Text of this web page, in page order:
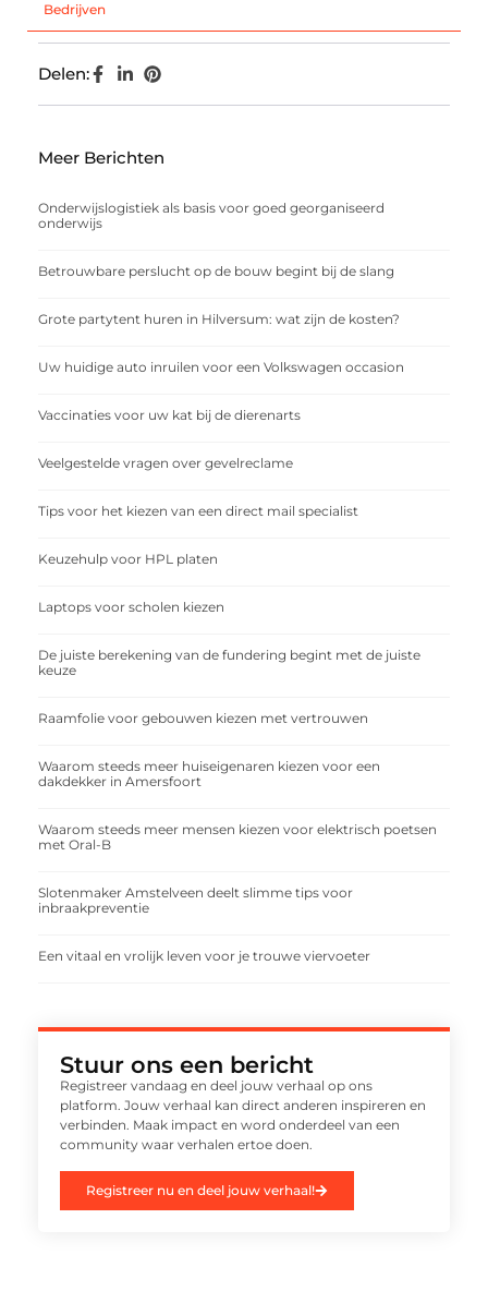
Bedrijven
Delen:
Meer Berichten
Onderwijslogistiek als basis voor goed georganiseerd
onderwijs
Betrouwbare perslucht op de bouw begint bij de slang
Grote partytent huren in Hilversum: wat zijn de kosten?
Uw huidige auto inruilen voor een Volkswagen occasion
Vaccinaties voor uw kat bij de dierenarts
Veelgestelde vragen over gevelreclame
Tips voor het kiezen van een direct mail specialist
Keuzehulp voor HPL platen
Laptops voor scholen kiezen
De juiste berekening van de fundering begint met de juiste
keuze
Raamfolie voor gebouwen kiezen met vertrouwen
Waarom steeds meer huiseigenaren kiezen voor een
dakdekker in Amersfoort
Waarom steeds meer mensen kiezen voor elektrisch poetsen
met Oral-B
Slotenmaker Amstelveen deelt slimme tips voor
inbraakpreventie
Een vitaal en vrolijk leven voor je trouwe viervoeter
Stuur ons een bericht
Registreer vandaag en deel jouw verhaal op ons
platform. Jouw verhaal kan direct anderen inspireren en
verbinden. Maak impact en word onderdeel van een
community waar verhalen ertoe doen.
Registreer nu en deel jouw verhaal!